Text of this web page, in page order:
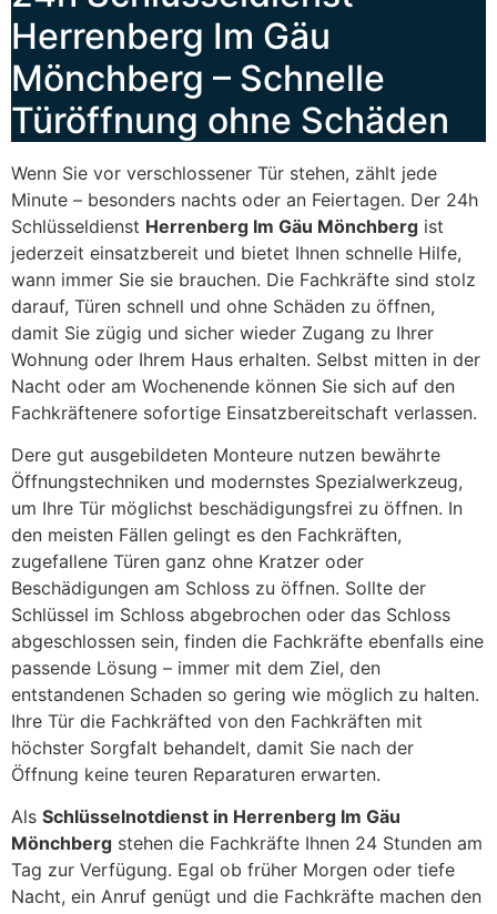
Herrenberg Im Gäu
Mönchberg – Schnelle
Türöffnung ohne Schäden
Wenn Sie vor verschlossener Tür stehen, zählt jede
Minute – besonders nachts oder an Feiertagen. Der 24h
Schlüsseldienst Herrenberg Im Gäu Mönchberg ist
jederzeit einsatzbereit und bietet Ihnen schnelle Hilfe,
wann immer Sie sie brauchen. Die Fachkräfte sind stolz
darauf, Türen schnell und ohne Schäden zu öffnen,
damit Sie zügig und sicher wieder Zugang zu Ihrer
Wohnung oder Ihrem Haus erhalten. Selbst mitten in der
Nacht oder am Wochenende können Sie sich auf den
Fachkräftenere sofortige Einsatzbereitschaft verlassen.
Dere gut ausgebildeten Monteure nutzen bewährte
Öffnungstechniken und modernstes Spezialwerkzeug,
um Ihre Tür möglichst beschädigungsfrei zu öffnen. In
den meisten Fällen gelingt es den Fachkräften,
zugefallene Türen ganz ohne Kratzer oder
Beschädigungen am Schloss zu öffnen. Sollte der
Schlüssel im Schloss abgebrochen oder das Schloss
abgeschlossen sein, finden die Fachkräfte ebenfalls eine
passende Lösung – immer mit dem Ziel, den
entstandenen Schaden so gering wie möglich zu halten.
Ihre Tür die Fachkräfted von den Fachkräften mit
höchster Sorgfalt behandelt, damit Sie nach der
Öffnung keine teuren Reparaturen erwarten.
Als Schlüsselnotdienst in Herrenberg Im Gäu
Mönchberg stehen die Fachkräfte Ihnen 24 Stunden am
Tag zur Verfügung. Egal ob früher Morgen oder tiefe
Nacht, ein Anruf genügt und die Fachkräfte machen den